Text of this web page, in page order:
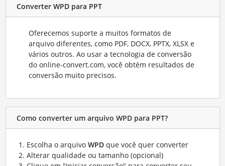
Converter WPD para PPT
Oferecemos suporte a muitos formatos de
arquivo diferentes, como PDF, DOCX, PPTX, XLSX e
vários outros. Ao usar a tecnologia de conversão
do online-convert.com, você obtém resultados de
conversão muito precisos.
Como converter um arquivo WPD para PPT?
Escolha o arquivo WPDque você quer converter
Alterar qualidade ou tamanho (opcional)